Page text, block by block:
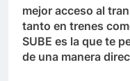
mejor acceso al
tanto en trenes
SUBE es la que te
de una manera